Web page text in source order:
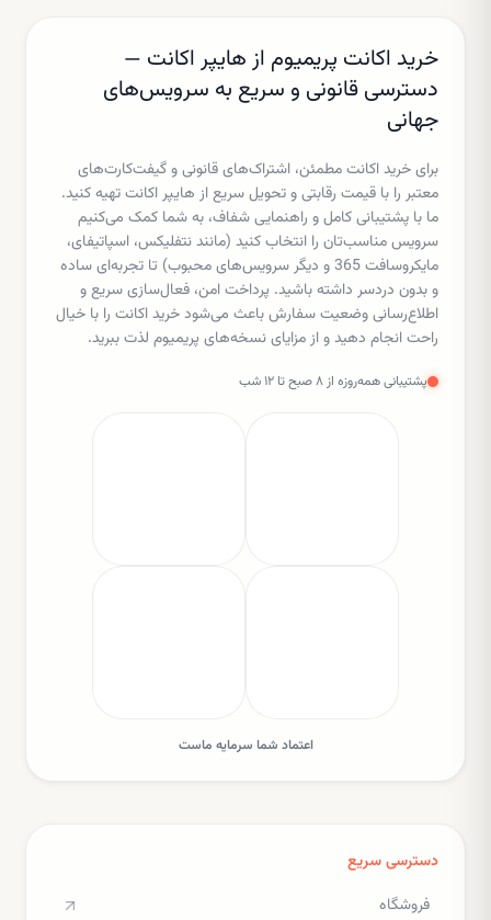
خرید اکانت پریمیوم از هایپر اکانت —
دسترسی قانونی و سریع به سرویس‌های
جهانی
برای خرید اکانت مطمئن، اشتراک‌های قانونی و گیفت‌کارت‌های
معتبر را با قیمت رقابتی و تحویل سریع از هایپر اکانت تهیه کنید.
ما با پشتیبانی کامل و راهنمایی شفاف، به شما کمک می‌کنیم
سرویس مناسب‌تان را انتخاب کنید (مانند نتفلیکس، اسپاتیفای،
مایکروسافت 365 و دیگر سرویس‌های محبوب) تا تجربه‌ای ساده
و بدون دردسر داشته باشید. پرداخت امن، فعال‌سازی سریع و
اطلاع‌رسانی وضعیت سفارش باعث می‌شود خرید اکانت را با خیال
راحت انجام دهید و از مزایای نسخه‌های پریمیوم لذت ببرید.
پشتیبانی همه‌روزه از ۸ صبح تا ۱۲ شب
اعتماد شما سرمایه ماست
دسترسی سریع
فروشگاه